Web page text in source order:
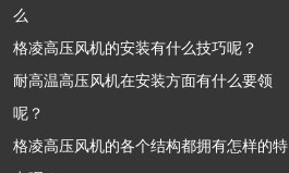
么
格凌高压风机的安装有什么技巧呢？
耐高温高压风机在安装方面有什么要领
呢？
格凌高压风机的各个结构都拥有怎样的特